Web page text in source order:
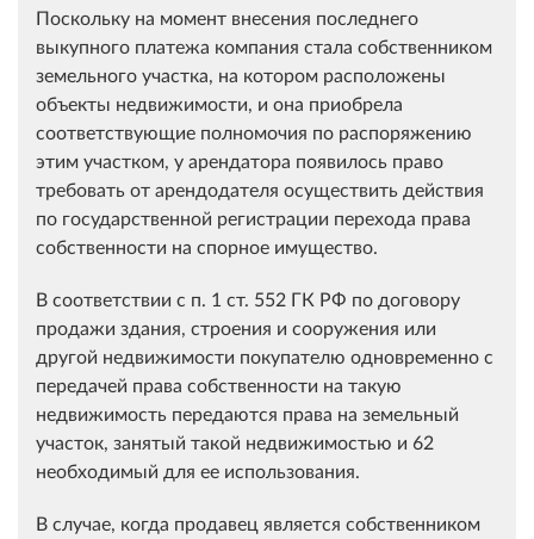
Поскольку на момент внесения последнего
выкупного платежа компания стала собственником
земельного участка, на котором расположены
объекты недвижимости, и она приобрела
соответствующие полномочия по распоряжению
этим участком, у арендатора появилось право
требовать от арендодателя осуществить действия
по государственной регистрации перехода права
собственности на спорное имущество.
В соответствии с п. 1 ст. 552 ГК РФ по договору
продажи здания, строения и сооружения или
другой недвижимости покупателю одновременно с
передачей права собственности на такую
недвижимость передаются права на земельный
участок, занятый такой недвижимостью и 62
необходимый для ее использования.
В случае, когда продавец является собственником